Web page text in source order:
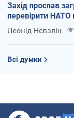
Захід проспав
перевірити НАТО
Леонід Невзлін
Всі думки